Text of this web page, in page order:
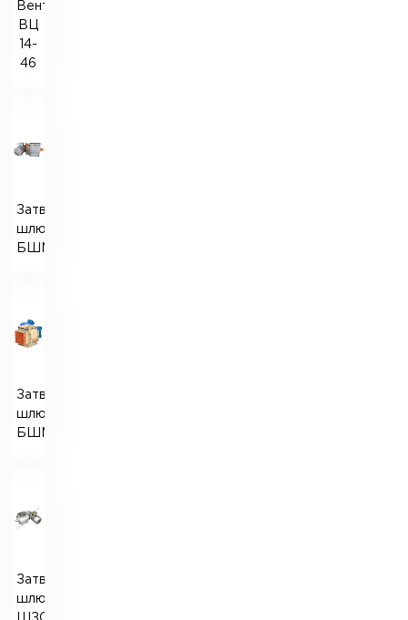
Вентилятор
ВЦ
14-
46
Затвор
шлюзовий
БШМ
Затвор
шлюзовий
БШМ-2
Затвор
шлюзовий
ШЗО